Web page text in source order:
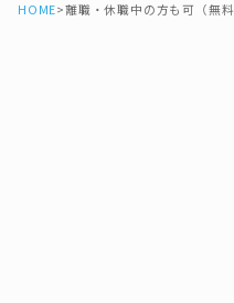
HOME>離職・休職中の方も可（無